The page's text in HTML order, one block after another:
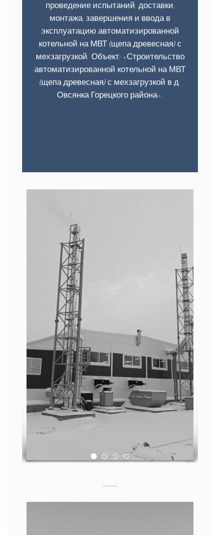
проведение испытаний, доставки,
монтажа, завершения и ввода в
эксплуатацию автоматизированной
котельной на МВТ (щепа древесная) с
мехзагрузкой. Объект: «Строительство
автоматизированной котельной на МВТ
(щепа древесная) с мехзагрузкой в д.
Овсянка Горецкого района».